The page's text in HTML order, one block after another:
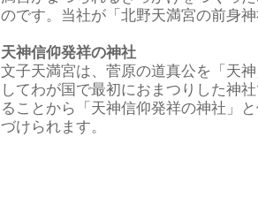
のです。当社が「北野天満宮の前身
天神信仰発祥の神社
文子天満宮は、菅原の道真公を「天
してわが国で最初におまつりした神
ることから「天神信仰発祥の神社」
づけられます。